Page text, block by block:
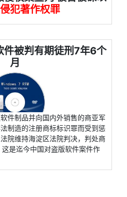
侵犯著作权罪
件被判有期徒刑7年6个
月
件制品并向国内外销售的商亚军
制造的注册商标标识罪而受到惩
院维持海淀区法院判决，判处商
是迄今中国对盗版软件案件作